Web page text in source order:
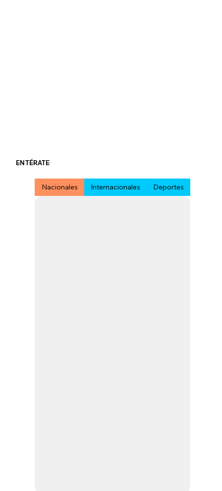
ENTÉRATE
Nacionales Internacionales Deportes